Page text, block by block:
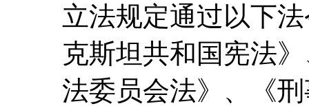
立法规定通过以下
克斯坦共和国宪法
法委员会法》、《